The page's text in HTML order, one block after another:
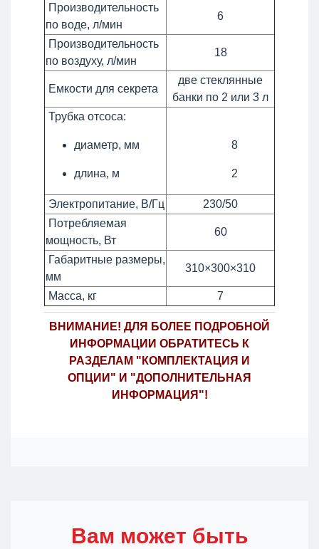
Производительность
по воде, л/мин
6
Производительность
по воздуху, л/мин
18
Емкости для секрета
две стеклянные
банки по 2 или 3 л
Трубка отсоса:
диаметр, мм
длина, м
8
2
Электропитание, В/Гц
230/50
Потребляемая
мощность, Вт
60
Габаритные размеры,
мм
310×300×310
Масса, кг 7
ВНИМАНИЕ! ДЛЯ БОЛЕЕ ПОДРОБНОЙ
ИНФОРМАЦИИ ОБРАТИТЕСЬ К
РАЗДЕЛАМ "КОМПЛЕКТАЦИЯ И
ОПЦИИ" И "ДОПОЛНИТЕЛЬНАЯ
ИНФОРМАЦИЯ"!
Вам может быть